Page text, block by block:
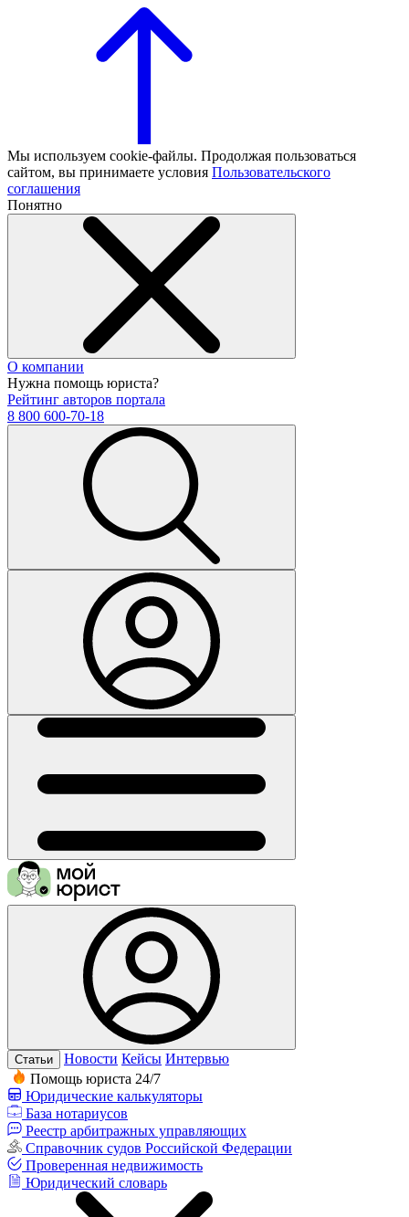
Мы используем cookie-файлы. Продолжая пользоваться
сайтом, вы принимаете условия Пользовательского
соглашения
Понятно
О компании
Нужна помощь юриста?
Рейтинг авторов портала
8 800 600-70-18
Статьи Новости Кейсы Интервью
Помощь юриста 24/7
Юридические калькуляторы
База нотариусов
Реестр арбитражных управляющих
Справочник судов Российской Федерации
Проверенная недвижимость
Юридический словарь